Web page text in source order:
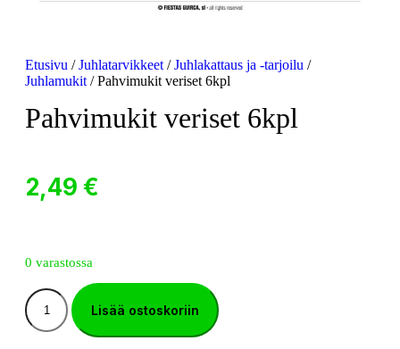
Etusivu /Juhlatarvikkeet /Juhlakattaus ja -tarjoilu /
Juhlamukit / Pahvimukit veriset 6kpl
Pahvimukit veriset 6kpl
2,49 €
0 varastossa
Lisää ostoskoriin